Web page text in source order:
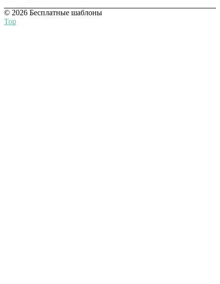
© 2026 Бесплатные шаблоны
Top